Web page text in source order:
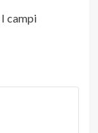
I campi